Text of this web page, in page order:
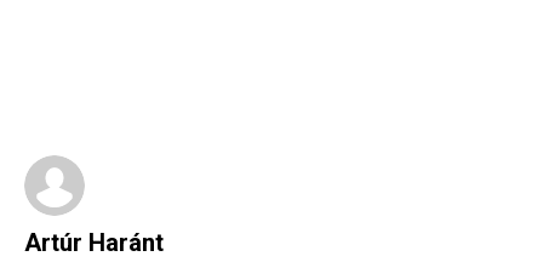
Artúr Haránt